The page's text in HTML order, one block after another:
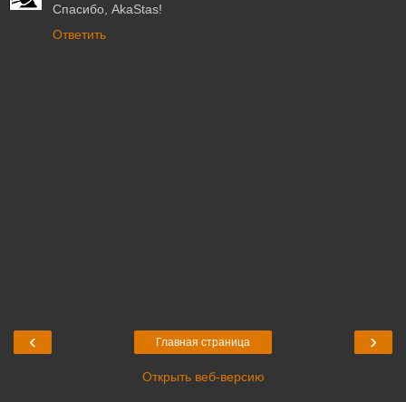
Спасибо, AkaStas!
Ответить
‹ ›
Главная страница
Открыть веб-версию